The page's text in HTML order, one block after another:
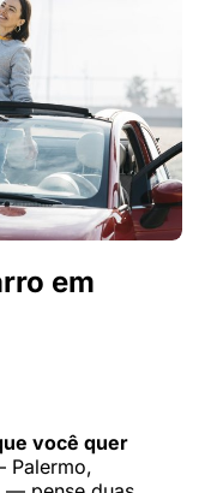
em
você quer
Palermo,